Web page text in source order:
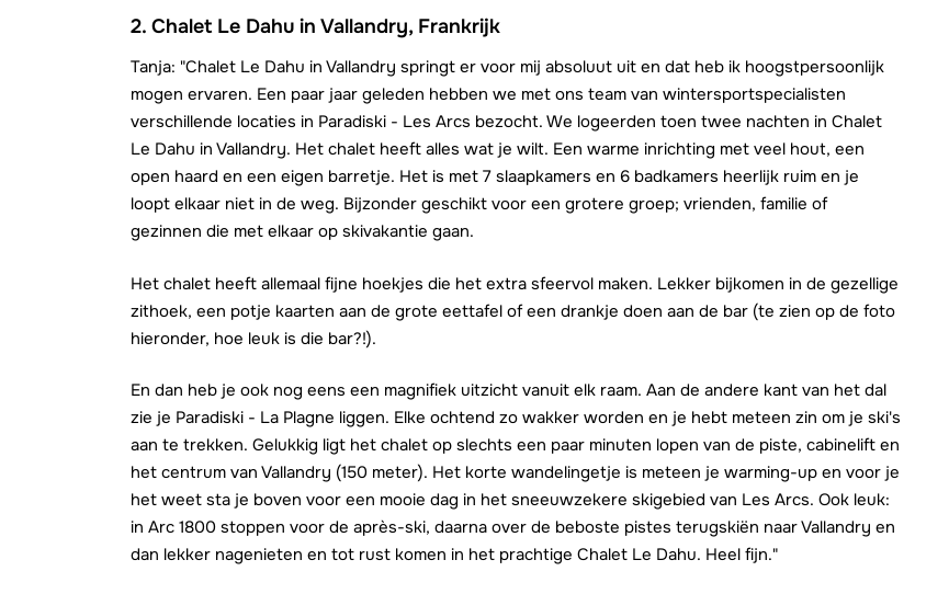
2. Chalet Le Dahu in Vallandry, Frankrijk
Tanja: "Chalet Le Dahu in Vallandry springt er voor mij absoluut uit en dat heb ik hoogstpersoonlijk
mogen ervaren. Een paar jaar geleden hebben we met ons team van wintersportspecialisten
verschillende locaties in Paradiski - Les Arcs bezocht. We logeerden toen twee nachten in Chalet
Le Dahu in Vallandry. Het chalet heeft alles wat je wilt. Een warme inrichting met veel hout, een
open haard en een eigen barretje. Het is met 7 slaapkamers en 6 badkamers heerlijk ruim en je
loopt elkaar niet in de weg. Bijzonder geschikt voor een grotere groep; vrienden, familie of
gezinnen die met elkaar op skivakantie gaan.
Het chalet heeft allemaal fijne hoekjes die het extra sfeervol maken. Lekker bijkomen in de gezellige
zithoek, een potje kaarten aan de grote eettafel of een drankje doen aan de bar (te zien op de foto
hieronder, hoe leuk is die bar?!).
En dan heb je ook nog eens een magnifiek uitzicht vanuit elk raam. Aan de andere kant van het dal
zie je Paradiski - La Plagne liggen. Elke ochtend zo wakker worden en je hebt meteen zin om je ski's
aan te trekken. Gelukkig ligt het chalet op slechts een paar minuten lopen van de piste, cabinelift en
het centrum van Vallandry (150 meter). Het korte wandelingetje is meteen je warming-up en voor je
het weet sta je boven voor een mooie dag in het sneeuwzekere skigebied van Les Arcs. Ook leuk:
in Arc 1800 stoppen voor de après-ski, daarna over de beboste pistes terugskiën naar Vallandry en
dan lekker nagenieten en tot rust komen in het prachtige Chalet Le Dahu. Heel fijn."